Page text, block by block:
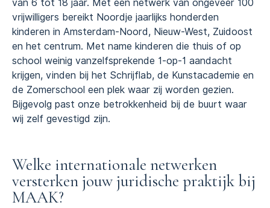
van 6 tot 18 jaar. Met een netwerk van ongeveer 100
vrijwilligers bereikt Noordje jaarlijks honderden
kinderen in Amsterdam-Noord, Nieuw-West, Zuidoost
en het centrum. Met name kinderen die thuis of op
school weinig vanzelfsprekende 1-op-1 aandacht
krijgen, vinden bij het Schrijflab, de Kunstacademie en
de Zomerschool een plek waar zij worden gezien.
Bijgevolg past onze betrokkenheid bij de buurt waar
wij zelf gevestigd zijn.
Welke internationale netwerken
versterken jouw juridische praktijk bij
MAAK?